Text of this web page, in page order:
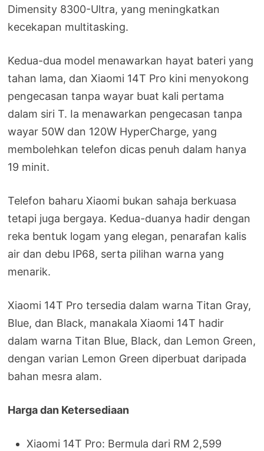
Dimensity 8300-Ultra, yang meningkatkan
kecekapan multitasking.
Kedua-dua model menawarkan hayat bateri yang
tahan lama, dan Xiaomi 14T Pro kini menyokong
pengecasan tanpa wayar buat kali pertama
dalam siri T. Ia menawarkan pengecasan tanpa
wayar 50W dan 120W HyperCharge, yang
membolehkan telefon dicas penuh dalam hanya
19 minit.
Telefon baharu Xiaomi bukan sahaja berkuasa
tetapi juga bergaya. Kedua-duanya hadir dengan
reka bentuk logam yang elegan, penarafan kalis
air dan debu IP68, serta pilihan warna yang
menarik.
Xiaomi 14T Pro tersedia dalam warna Titan Gray,
Blue, dan Black, manakala Xiaomi 14T hadir
dalam warna Titan Blue, Black, dan Lemon Green,
dengan varian Lemon Green diperbuat daripada
bahan mesra alam.
Harga dan Ketersediaan
Xiaomi 14T Pro: Bermula dari RM 2,599